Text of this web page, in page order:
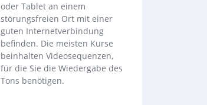
oder Tablet an einem
störungsfreien Ort mit einer
guten Internetverbindung
befinden. Die meisten Kurse
beinhalten Videosequenzen,
für die Sie die Wiedergabe des
Tons benötigen.